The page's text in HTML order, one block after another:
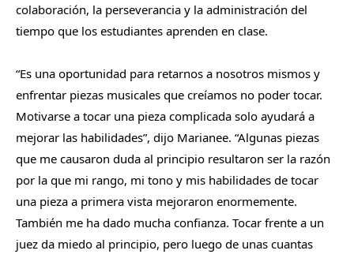
colaboración, la perseverancia y la administración del
tiempo que los estudiantes aprenden en clase.
“Es una oportunidad para retarnos a nosotros mismos y
enfrentar piezas musicales que creíamos no poder tocar.
Motivarse a tocar una pieza complicada solo ayudará a
mejorar las habilidades”, dijo Marianee. “Algunas piezas
que me causaron duda al principio resultaron ser la razón
por la que mi rango, mi tono y mis habilidades de tocar
una pieza a primera vista mejoraron enormemente.
También me ha dado mucha confianza. Tocar frente a un
juez da miedo al principio, pero luego de unas cuantas